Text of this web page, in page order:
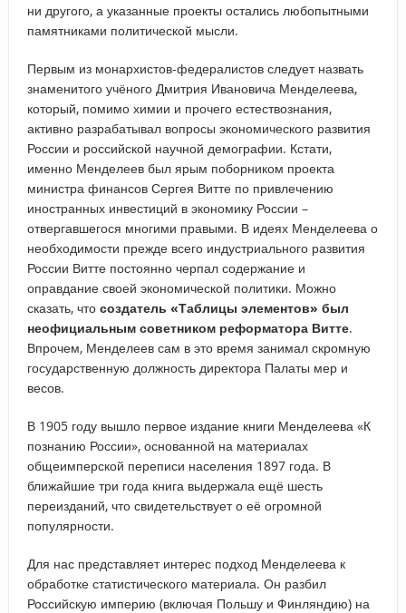
ни другого, а указанные проекты остались любопытными
памятниками политической мысли.
Первым из монархистов-федералистов следует назвать
знаменитого учёного Дмитрия Ивановича Менделеева,
который, помимо химии и прочего естествознания,
активно разрабатывал вопросы экономического развития
России и российской научной демографии. Кстати,
именно Менделеев был ярым поборником проекта
министра финансов Сергея Витте по привлечению
иностранных инвестиций в экономику России –
отвергавшегося многими правыми. В идеях Менделеева о
необходимости прежде всего индустриального развития
России Витте постоянно черпал содержание и
оправдание своей экономической политики. Можно
сказать, что создатель «Таблицы элементов» был
неофициальным советником реформатора Витте.
Впрочем, Менделеев сам в это время занимал скромную
государственную должность директора Палаты мер и
весов.
В 1905 году вышло первое издание книги Менделеева «К
познанию России», основанной на материалах
общеимперской переписи населения 1897 года. В
ближайшие три года книга выдержала ещё шесть
переизданий, что свидетельствует о её огромной
популярности.
Для нас представляет интерес подход Менделеева к
обработке статистического материала. Он разбил
Российскую империю (включая Польшу и Финляндию) на